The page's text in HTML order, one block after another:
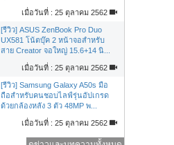
เมื่อวันที่ : 25 ตุลาคม 2562
[รีวิว] ASUS ZenBook Pro Duo
UX581 โน้ตบุ๊ค 2 หน้าจอสำหรับ
สาย Creator จอใหญ่ 15.6+14 นิ...
เมื่อวันที่ : 25 ตุลาคม 2562
[รีวิว] Samsung Galaxy A50s มือ
ถือสำหรับคนชอบไลฟ์รุ่นอัปเกรด
ด้วยกล้องหลัง 3 ตัว 48MP พ...
เมื่อวันที่ : 25 ตุลาคม 2562